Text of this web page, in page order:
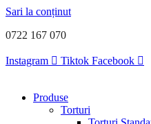
Sari la conținut
0722 167 070
Instagram Tiktok Facebook
Produse
Torturi